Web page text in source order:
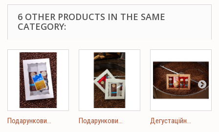
6 OTHER PRODUCTS IN THE SAME
CATEGORY:
Подарункови... Подарункови... Дегустаційн...